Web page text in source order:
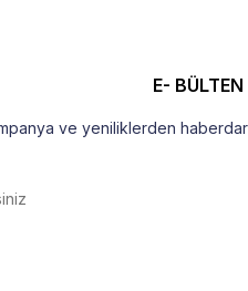
E-
ve yeniliklerden